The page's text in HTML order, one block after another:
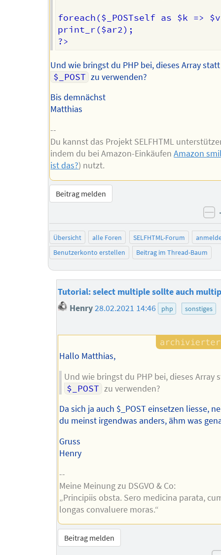
foreach($_POSTself as $k
print_r($ar2);
Und wie bringst du PHP bei, dieses Array statt
$_POST zu verwenden?
Bis demnächst
Matthias
--
Du kannst das Projekt SELFHTML
indem du bei Amazon-EinkäufenAmazon
ist das?) nutzt.
Beitrag melden
Übersicht alle Foren SELFHTML-Forum
Benutzerkonto erstellen
Beitrag im Thread-Baum
Tutorial: select multiple sollte auch
Henry28.02.2021 14:46 php sonstiges
Hallo Matthias,
Und wie bringst du PHP bei, dieses Array
$_POST zu verwenden?
Da sich ja auch $_POST einsetzen liesse,
du meinst irgendwas anders, ähm was
Gruss
Henry
--
Meine Meinung zu DSGVO & Co:
„Principiis obsta. Sero medicina parata,
longas convaluere moras.“
Beitrag melden